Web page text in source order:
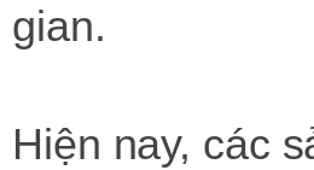
gian.
Hiện nay, các